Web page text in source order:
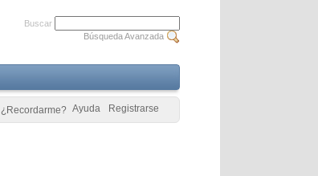
Buscar
Búsqueda Avanzada
Registrarse
Ayuda
¿Recordarme?